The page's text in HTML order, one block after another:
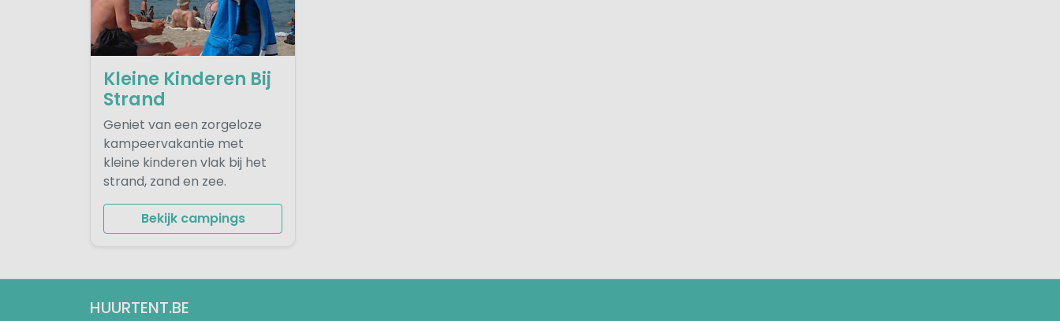
Kleine Kinderen Bij
Strand
Geniet van een zorgeloze
kampeervakantie met
kleine kinderen vlak bij het
strand, zand en zee.
Bekijk campings
HUURTENT.BE